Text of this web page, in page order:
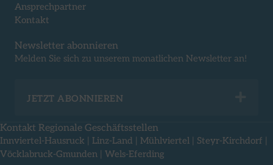
Ansprechpartner
Kontakt
Newsletter abonnieren
Melden Sie sich zu unserem monatlichen Newsletter an!
JETZT ABONNIEREN
Kontakt Regionale Geschäftsstellen
Innviertel-Hausruck Linz-Land Mühlviertel Steyr-Kirchdorf
Vöcklabruck-Gmunden
Wels-Eferding